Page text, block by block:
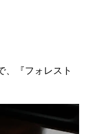
、『フォレスト